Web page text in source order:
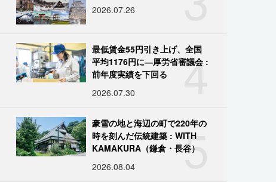
2026.07.26
4
最低賃金55円引き上げ、全国
平均1176円に―厚労省審議会 :
前年度実績を下回る
2026.07.30
5
豪雪の地と海辺の町で220年の
時を刻んだ伝統建築 : WITH
KAMAKURA（鎌倉・長谷）
2026.08.04